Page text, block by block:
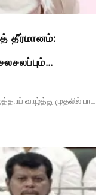
தீர்மானம்:
வாழ்த்து முதலில் பாட